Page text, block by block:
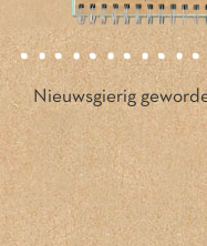
Nieuwsgierig